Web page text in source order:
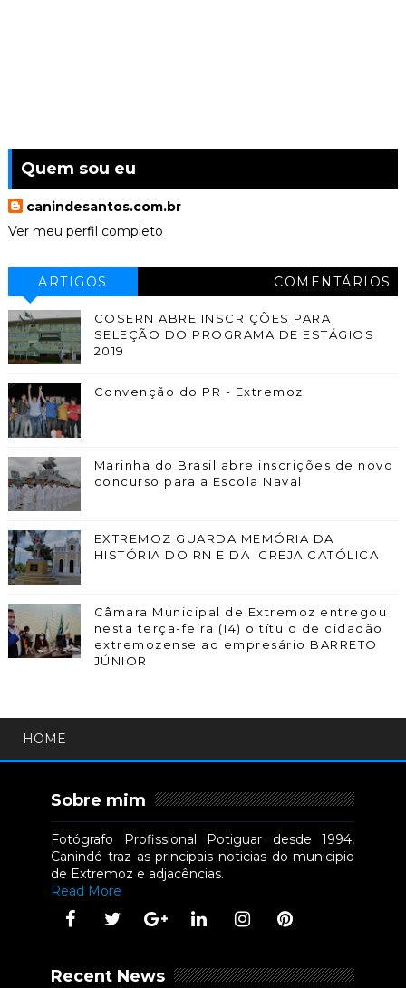
Quem sou eu
canindesantos.com.br
Ver meu perfil completo
ARTIGOS COMENTÁRIOS
COSERN ABRE INSCRIÇÕES PARA
SELEÇÃO DO PROGRAMA DE ESTÁGIOS
2019
Convenção do PR - Extremoz
Marinha do Brasil abre inscrições de novo
concurso para a Escola Naval
EXTREMOZ GUARDA MEMÓRIA DA
HISTÓRIA DO RN E DA IGREJA CATÓLICA
Câmara Municipal de Extremoz entregou
nesta terça-feira (14) o título de cidadão
extremozense ao empresário BARRETO
JÚNIOR
HOME
Sobre mim
Fotógrafo Profissional Potiguar desde 1994,
Canindé traz as principais noticias do municipio
de Extremoz e adjacências.
Read More
Recent News